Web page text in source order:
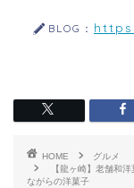
BLOG：
HOME
グルメ
【龍ヶ崎】老舗和
ながらの洋菓子